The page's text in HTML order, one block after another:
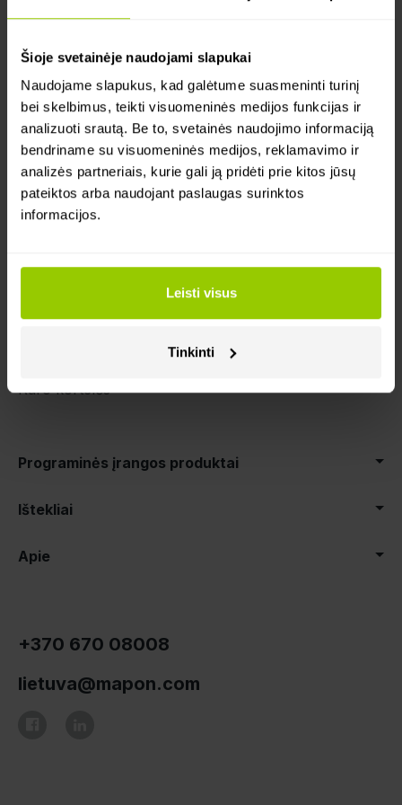
Šioje svetainėje naudojami slapukai
Naudojame slapukus, kad galėtume suasmeninti turinį
bei skelbimus, teikti visuomeninės medijos funkcijas ir
analizuoti srautą. Be to, svetainės naudojimo informaciją
bendriname su visuomeninės medijos, reklamavimo ir
analizės partneriais, kurie gali ją pridėti prie kitos jūsų
pateiktos arba naudojant paslaugas surinktos
informacijos.
Leisti visus
Tinkinti
išlaikykite finansinę kontrolę, matydami visų kuro
Kaip tai veikia:
Jums reikės Mapon ir Alexela paskyrų, taip pat
Alexela kuro kortelės. Tada tiesiog sekite
instrukcijas, kurias rasite Pagalbos centre.
Pirkimai registruojami Alexela sistemoje, o
informacija siunčiama į Mapon platformą, įskaitant
kvito numerį bei kuro tipą.
Duomenys atnaujinami automatiškai kartą per
Kuro kortelės
Programinės įrangos produktai
Ištekliai
Apie
+370 670 08008
lietuva@mapon.com